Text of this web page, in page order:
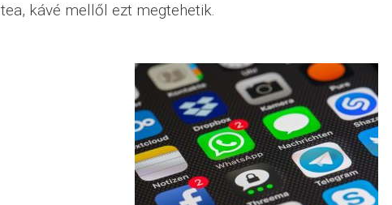
tea, kávé mellől ezt megtehetik.